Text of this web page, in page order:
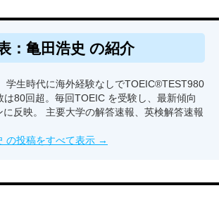
：亀田浩史 の紹介
学生時代に海外経験なしでTOEIC®TEST980
80回超。毎回TOEIC を受験し、最新傾向
反映。 主要大学の解答速報、英検解答速報
の投稿をすべて表示 →